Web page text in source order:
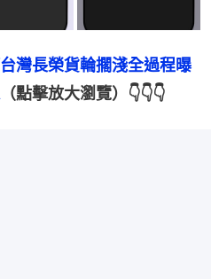
灣長榮貨輪擱淺全過程曝
（點擊放大瀏覽）👇👇👇